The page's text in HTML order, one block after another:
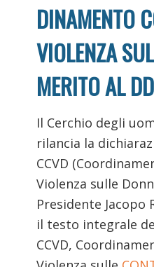
DINAMENTO
VIOLENZA
MERITO AL
Il Cerchio degli
rilancia la
CCVD
Violenza sulle
Presidente Jacopo
il testo integrale
CCVD,